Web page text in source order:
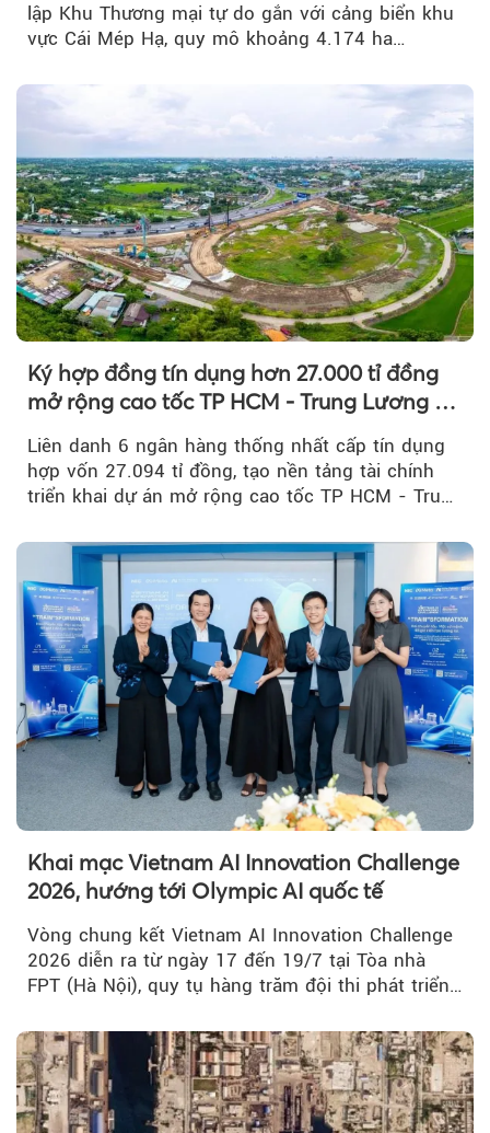
lập Khu Thương mại tự do gắn với cảng biển khu
vực Cái Mép Hạ, quy mô khoảng 4.174 ha…
Ký hợp đồng tín dụng hơn 27.000 tỉ đồng
mở rộng cao tốc TP HCM - Trung Lương -
Liên danh 6 ngân hàng thống nhất cấp tín dụng
hợp vốn 27.094 tỉ đồng, tạo nền tảng tài chính
triển khai dự án mở rộng cao tốc TP HCM - Trung
kết nối TP HCM với Đồng bằng sông Cửu Long.
Khai mạc Vietnam AI Innovation Challenge
2026, hướng tới Olympic AI quốc tế
Vòng chung kết Vietnam AI Innovation Challenge
2026 diễn ra từ ngày 17 đến 19/7 tại Tòa nhà
FPT (Hà Nội), quy tụ hàng trăm đội thi phát triển